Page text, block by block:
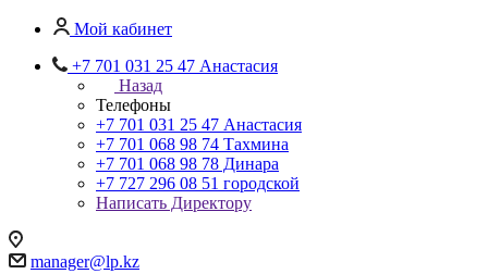
Мой кабинет
+7 701 031 25 47 Анастасия
Назад
Телефоны
+7 701 031 25 47 Анастасия
+7 701 068 98 74 Тахмина
+7 701 068 98 78 Динара
+7 727 296 08 51 городской
Написать Директору
manager@lp.kz